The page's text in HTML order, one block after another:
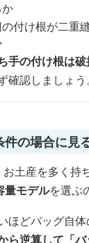
付け根が二重
手の付け根は
認しましょう。
の場合に見
土産を多く持
量モデルを選ぶ
ほどバッグ自体
ら逆算して「